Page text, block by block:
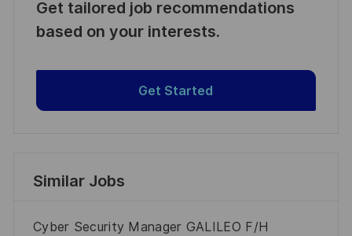
Get tailored job recommendations
based on your interests.
Get Started
Similar Jobs
Cyber Security Manager GALILEO F/H